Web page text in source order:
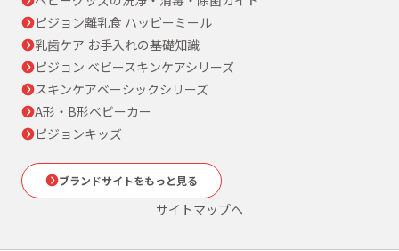
ピジョン離乳食 ハッピーミール
乳歯ケア お手入れの基礎知識
ピジョン ベビースキンケアシリーズ
スキンケアベーシックシリーズ
A形・B形ベビーカー
ピジョンキッズ
ブランドサイトをもっと見る
サイトマップへ